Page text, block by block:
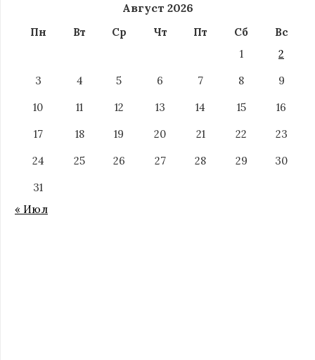
Август 2026
Пн Вт Ср Чт Пт Сб
Вс
1
2
3
4 5 6 7 8
9
10
11 12 13 14 15
16
17
18 19 20 21 22
23
24
25 26 27 28 29
30
31
« Июл